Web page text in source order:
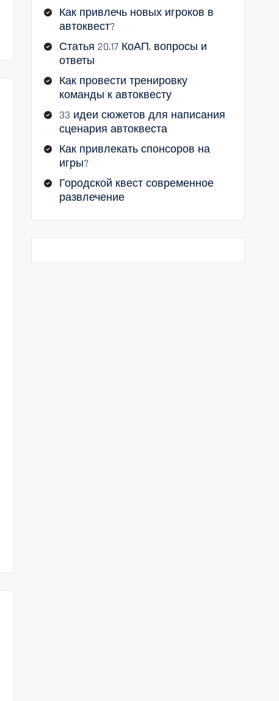
Как привлечь новых игроков в
автоквест?
Статья 20.17 КоАП, вопросы и
ответы
Как провести тренировку
команды к автоквесту
33 идеи сюжетов для написания
сценария автоквеста
Как привлекать спонсоров на
игры?
Городской квест современное
развлечение